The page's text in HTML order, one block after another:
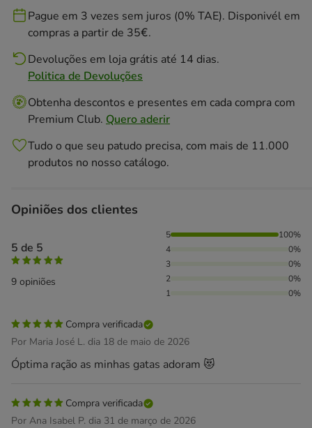
Pague em 3 vezes sem juros (0% TAE). Disponivél em
compras a partir de 35€.
Devoluções em loja grátis até 14 dias.
Politica de Devoluções
Obtenha descontos e presentes em cada compra com
Premium Club. Quero aderir
Tudo o que seu patudo precisa, com mais de 11.000
produtos no nosso catálogo.
Opiniões dos clientes
5 de 5
9 opiniões
100% das pessoas avaliaram com 5 estrelas,
5
100%
4
0%
3
0%
2
0%
1
0%
Compra verificada
Por Maria José L. dia 18 de maio de 2026
Óptima ração as minhas gatas adoram 😻
Compra verificada
Por Ana Isabel P. dia 31 de março de 2026